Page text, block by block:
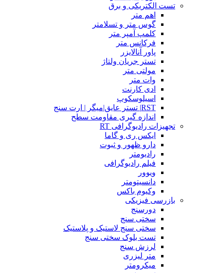
تست الکتریکی و برق
اهم متر
گوس متر و تسلامتر
کلمپ آمپر متر
فرکانس متر
پاور آنالایزر
تستر جریان ولتاژ
مولتی متر
وات متر
ادی کارنت
اسیلوسکوپ
RST| تستر عایق|میگر | ارت سنج
اندازه گیری مقاومت سطح
تجهیزات رادیوگرافی RT
ایکس ری و گاما
دارو ظهور و ثبوت
رادیومتر
فیلم رادیوگرافی
ویوور
دانسیتومتر
وکیوم باکس
بازرسی فیزیکی
دورسنج
سختی سنج
سختی سنج لاستیک و پلاستیک
تست بلوک سختی سنج
لرزش سنج
متر لیزری
میکرومتر